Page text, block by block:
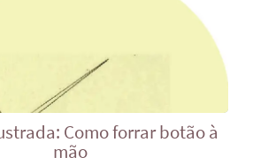
Como forrar botão à
mão